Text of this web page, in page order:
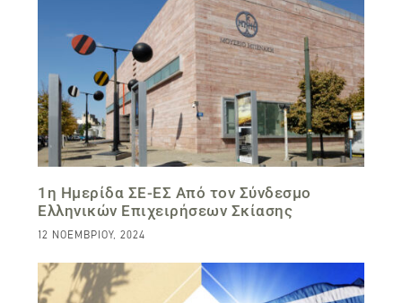
1η Ημερίδα ΣΕ-ΕΣ Από τον Σύνδεσμο
Ελληνικών Επιχειρήσεων Σκίασης
12 ΝΟΕΜΒΡΊΟΥ, 2024